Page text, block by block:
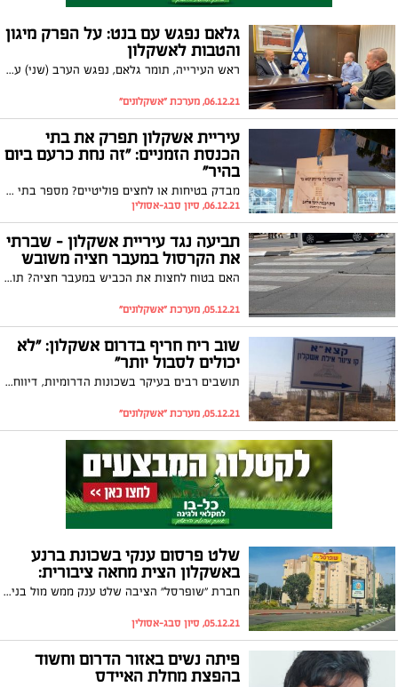
גלאם נפגש עם בנט: על הפרק מיגון
והטבות לאשקלון
ראש העירייה, תומר גלאם, נפגש הערב (שני) עם ראש הממשלה, נפתלי בנט. בפגישה דובר על צרכי העיר אשקלון, מיגון השכונות הוותיקות והטבות כלכליות לתושבים
06.12.21, מערכת "אשקלונים"
עיריית אשקלון תפרק את בתי
הכנסת הזמניים: "זה נחת כרעם ביום
בהיר"
מבדק בטיחות או לחצים פוליטיים? מספר בתי כנסת באשקלון קיבלו לאחרונה הודעה על פירוק אוהלי התפילה בהם הם פועלים. גבאי בית הכנסת "היכל אליאב" בשכונת נווה אילן: "המקום נותן מענה לכלל תושבי השכונה, קוראים לראש העיר לשנות את ההחלטה"
06.12.21, סיון סבג-אסולין
תביעה נגד עיריית אשקלון – שברתי
את הקרסול במעבר חציה משובש
האם בטוח לחצות את הכביש במעבר חציה? תושבת אשקלון בת 60 שמעדה ושברה את הקרסול בשכונת עתיקות לא חושבת כך. לאחרונה היא הגישה תביעה נגד העירייה באמצעות עו"ד איל כהן. טרם הוגש כתב הגנה
05.12.21, מערכת "אשקלונים"
שוב ריח חריף בדרום אשקלון: "לא
יכולים לסבול יותר"
תושבים רבים בעיקר בשכונות הדרומיות, דיווחו הבוקר (ראשון) שוב על ריח גז חריף שמתפשט באזורם. בדיקה של איגוד ערים לאיכות הסביבה מצאה כי המקור הוא בבריכות הטיפול הביולוגי בקצא"א
05.12.21, מערכת "אשקלונים"
שלט פרסום ענקי בשכונת ברנע
באשקלון הצית מחאה ציבורית:
חברת "שופרסל" הציבה שלט ענק ממש מול בנייני המגורים בשדרות קדש ועוררה גל של תלונות מצד התושבים שטוענים לפגיעה בנוף. הפעיל החברתי ברק חדריאן: "ככה בדיוק הורסים צביון של שכונה". שופרסל בתגובה: "נבחן את הנושא מול הרשות המקומית"
05.12.21, סיון סבג-אסולין
פיתה נשים באזור הדרום וחשוד
בהפצת מחלת האיידס